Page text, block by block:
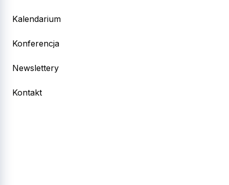
Kalendarium
Konferencja
Newslettery
Kontakt